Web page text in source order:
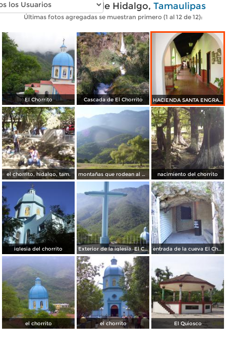
Fotos modernas de Hidalgo, Tamaulipas
Últimas fotos agregadas se muestran primero (1 al 12 de 12):
El Chorrito Cascada de El Chorrito HACIENDA SANTA ENGRACIA
el chorrito, hidalgo, tam. montañas que rodean al chorrito, hidalgo, tam. nacimiento del chorrito
iglesia del chorrito Exterior de la iglesia. El Chorrito,Mpio de Hidalgo,Tam.2009 entrada de la cueva El Chorrito,Mpio de Hidalgo,Tam.
el chorrito el chorrito El Quiosco